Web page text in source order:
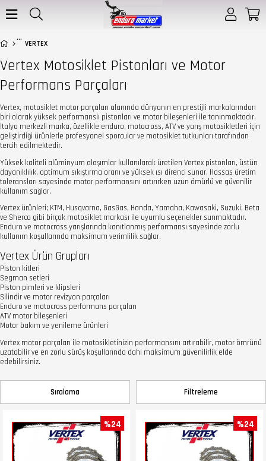
VERTEX
Vertex Motosiklet Pistonları ve Motor
Performans Parçaları
Vertex, motosiklet motor parçaları alanında dünyanın en prestijli markalarından
biri olarak yüksek performanslı pistonları ve motor bileşenleri ile tanınmaktadır.
İtalya merkezli marka, özellikle enduro, motocross, ATV ve yarış motosikletleri için
geliştirdiği ürünlerle profesyonel sporcular ve motosiklet tutkunları tarafından
tercih edilmektedir.
Yüksek kaliteli alüminyum alaşımlar kullanılarak üretilen Vertex pistonları, üstün
dayanıklılık, optimum sıkıştırma oranı ve yüksek ısı direnci sunar. Hassas üretim
toleransları sayesinde motor performansını artırırken uzun ömürlü ve güvenilir
kullanım sağlar.
Vertex ürünleri; KTM, Husqvarna, GasGas, Honda, Yamaha, Kawasaki, Suzuki, Beta
ve Sherco gibi birçok motosiklet markası ile uyumlu seçenekler sunmaktadır.
Enduro ve motocross yarışlarında kanıtlanmış performansı sayesinde zorlu
kullanım koşullarında maksimum verimlilik sağlar.
Vertex Ürün Grupları
Piston kitleri
Segman setleri
Piston pimleri ve klipsleri
Silindir ve motor revizyon parçaları
Enduro ve motocross performans parçaları
ATV motor bileşenleri
Motor bakım ve yenileme ürünleri
Vertex motor parçaları ile motosikletinizin performansını artırabilir, motor ömrünü
uzatabilir ve en zorlu sürüş koşullarında dahi maksimum güvenilirlik elde
edebilirsiniz.
Filtreleme
Sıralama
%24 %24